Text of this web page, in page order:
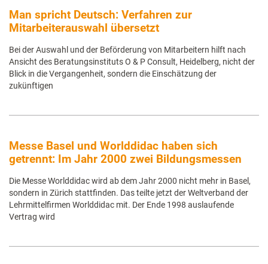
Man spricht Deutsch: Verfahren zur
Mitarbeiterauswahl übersetzt
Bei der Auswahl und der Beförderung von Mitarbeitern hilft nach
Ansicht des Beratungsinstituts O & P Consult, Heidelberg, nicht der
Blick in die Vergangenheit, sondern die Einschätzung der
zukünftigen
Messe Basel und Worlddidac haben sich
getrennt: Im Jahr 2000 zwei Bildungsmessen
Die Messe Worlddidac wird ab dem Jahr 2000 nicht mehr in Basel,
sondern in Zürich stattfinden. Das teilte jetzt der Weltverband der
Lehrmittelfirmen Worlddidac mit. Der Ende 1998 auslaufende
Vertrag wird